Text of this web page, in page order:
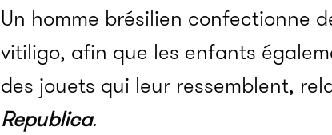
Un homme brésilien confectionne
vitiligo, afin que les enfants
des jouets qui leur ressemblent,
Republica.